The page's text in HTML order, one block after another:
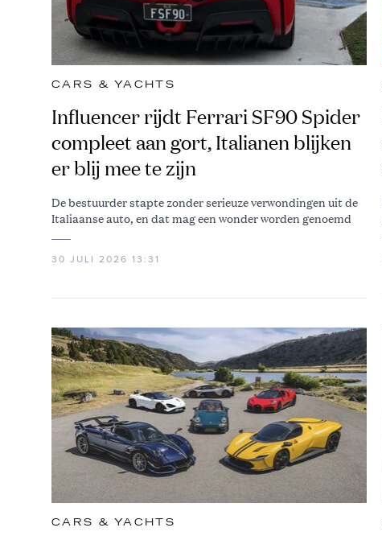
CARS & YACHTS
Influencer rijdt Ferrari SF90 Spider
compleet aan gort, Italianen blijken
er blij mee te zijn
De bestuurder stapte zonder serieuze verwondingen uit de
Italiaanse auto, en dat mag een wonder worden genoemd
30 JULI 2026 13:31
CARS & YACHTS